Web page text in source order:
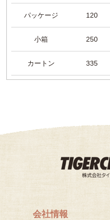
パッケージ 120
小箱 250
カートン 335
会社情報